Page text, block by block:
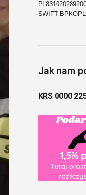
SWIFT
Jak nam
KRS 0000